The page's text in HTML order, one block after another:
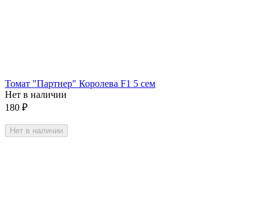
Томат "Партнер" Королева F1 5 сем
Нет в наличии
180 ₽
Нет в наличии